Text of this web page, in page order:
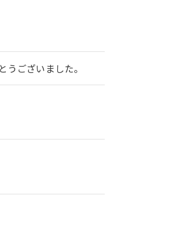
ございました。